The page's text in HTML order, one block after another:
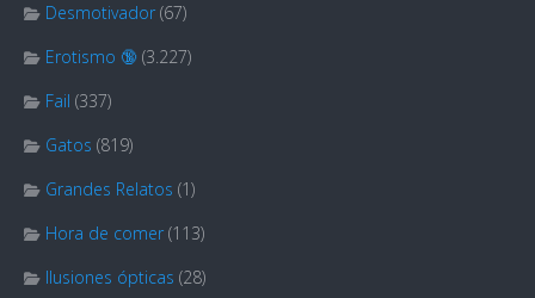
Desmotivador (67)
Erotismo 🔞 (3.227)
Fail (337)
Gatos (819)
Grandes Relatos (1)
Hora de comer (113)
Ilusiones ópticas (28)